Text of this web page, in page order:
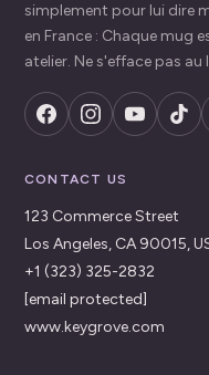
simplement pour lui dire
en France : Chaque mug
atelier. Ne s'efface pas au
CONTACT US
123 Commerce Street
Los Angeles, CA 90015,
+1 (323) 325-2832
[email protected]
www.keygrove.com